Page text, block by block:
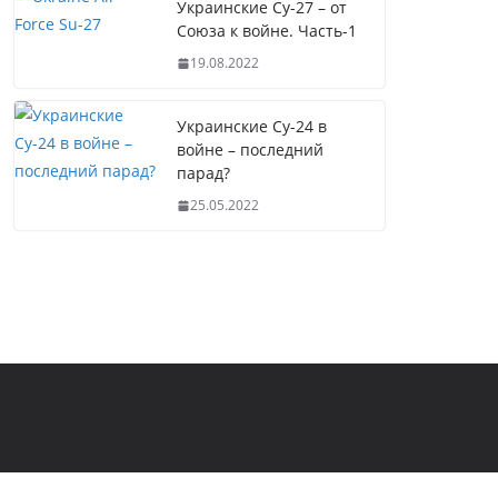
Украинские Су-27 – от
Союза к войне. Часть-1
19.08.2022
Украинские Су-24 в
войне – последний
парад?
25.05.2022